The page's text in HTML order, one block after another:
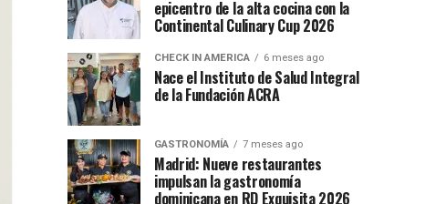
epicentro de la alta cocina con la
Continental Culinary Cup 2026
CHECK IN AMERICA 6 meses ago
Nace el Instituto de Salud Integral
de la Fundación ACRA
GASTRONOMÍA 7 meses ago
Madrid: Nueve restaurantes
impulsan la gastronomía
dominicana en RD Exquisita 2026